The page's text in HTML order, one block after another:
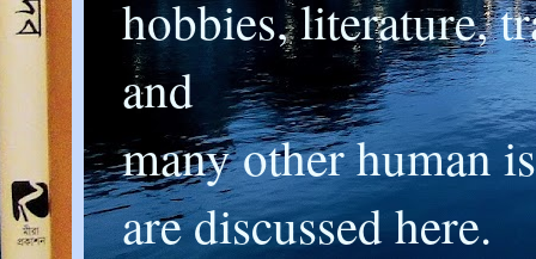
hobbies, literature,
and
many other human
are discussed here.